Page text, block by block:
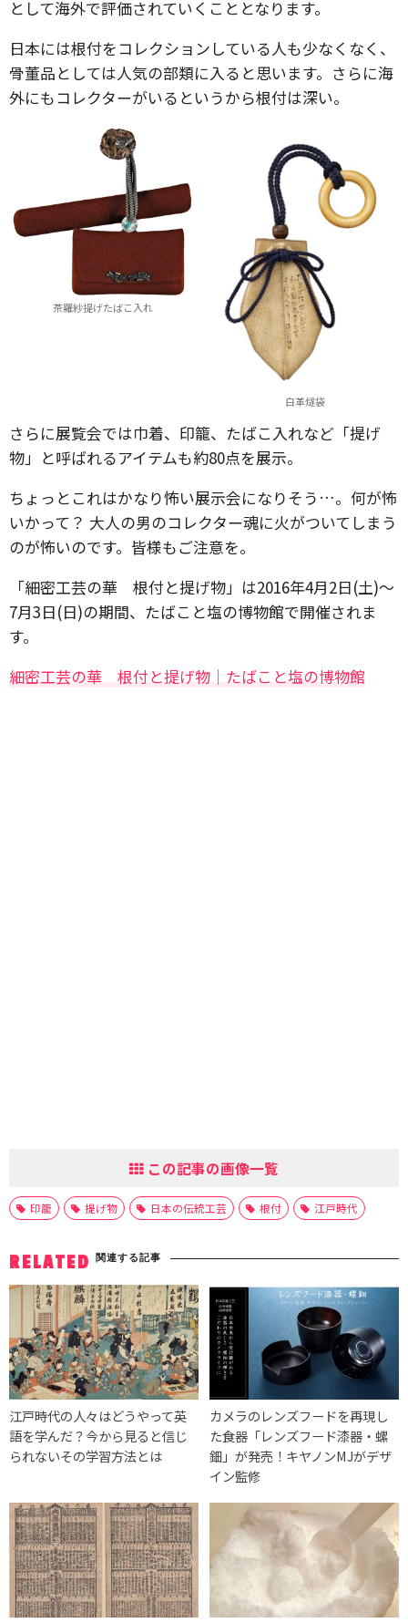
として海外で評価されていくこととなります。
日本には根付をコレクションしている人も少なくなく、
骨董品としては人気の部類に入ると思います。さらに海
外にもコレクターがいるというから根付は深い。
茶羅紗提げたばこ入れ
白革燧袋
さらに展覧会では巾着、印籠、たばこ入れなど「提げ
物」と呼ばれるアイテムも約80点を展示。
ちょっとこれはかなり怖い展示会になりそう…。何が怖
いかって？ 大人の男のコレクター魂に火がついてしまう
のが怖いのです。皆様もご注意を。
「細密工芸の華 根付と提げ物」は2016年4月2日(土)～
7月3日(日)の期間、たばこと塩の博物館で開催されま
す。
細密工芸の華 根付と提げ物｜たばこと塩の博物館
この記事の画像一覧
印籠 提げ物 日本の伝統工芸 根付 江戸時代
RELATED 関連する記事
江戸時代の人々はどうやって英
語を学んだ？今から見ると信じ
られないその学習方法とは
カメラのレンズフードを再現し
た食器「レンズフード漆器・螺
鈿」が発売！キヤノンMJがデザ
イン監修